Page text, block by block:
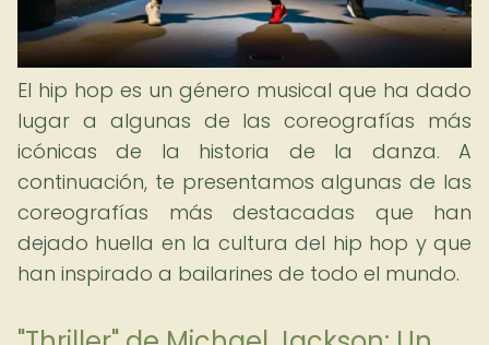
El hip hop es un género musical que ha dado
lugar a algunas de las coreografías más
icónicas de la historia de la danza. A
continuación, te presentamos algunas de las
coreografías más destacadas que han
dejado huella en la cultura del hip hop y que
han inspirado a bailarines de todo el mundo.